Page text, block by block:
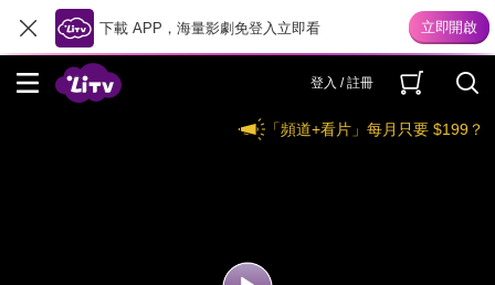
下載 APP，海量影劇免登入立即看
登入 / 註冊
「頻道+看片」每月只要 $199？